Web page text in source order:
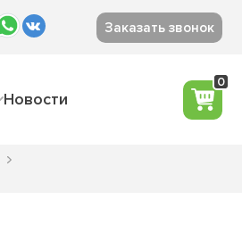
Заказать звонок
Новости
0